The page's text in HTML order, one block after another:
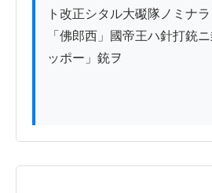
ト改正シタル大礟隊ノミナ
「佛郎西」國帝王ハ針打銃
ッポー」銃ヲ